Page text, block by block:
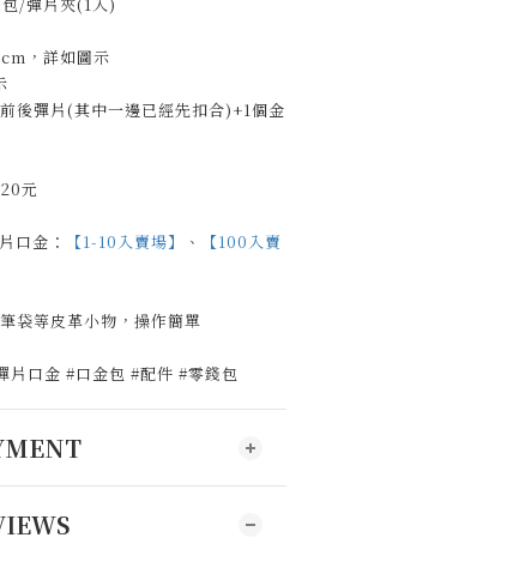
，詳如圖示
後彈片(其中一邊已經先扣合)+1個金
元
口金： 【1-10入賣場】 、
【100入賣
袋等皮革小物，操作簡單
片口金 #口金包 #配件 #零錢包